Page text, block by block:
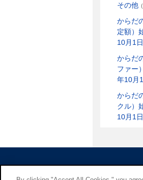
その他
からだ
定額）
10月1
からだ
ファー
年10月
からだ
クル）
10月1